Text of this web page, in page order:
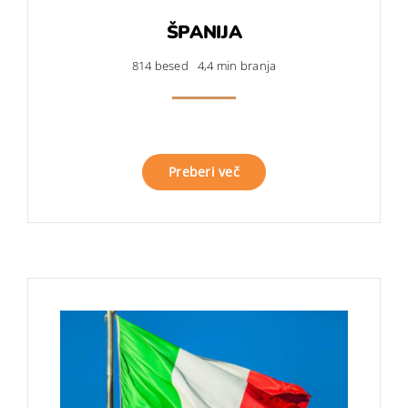
ŠPANIJA
814 besed 4,4 min branja
Preberi več